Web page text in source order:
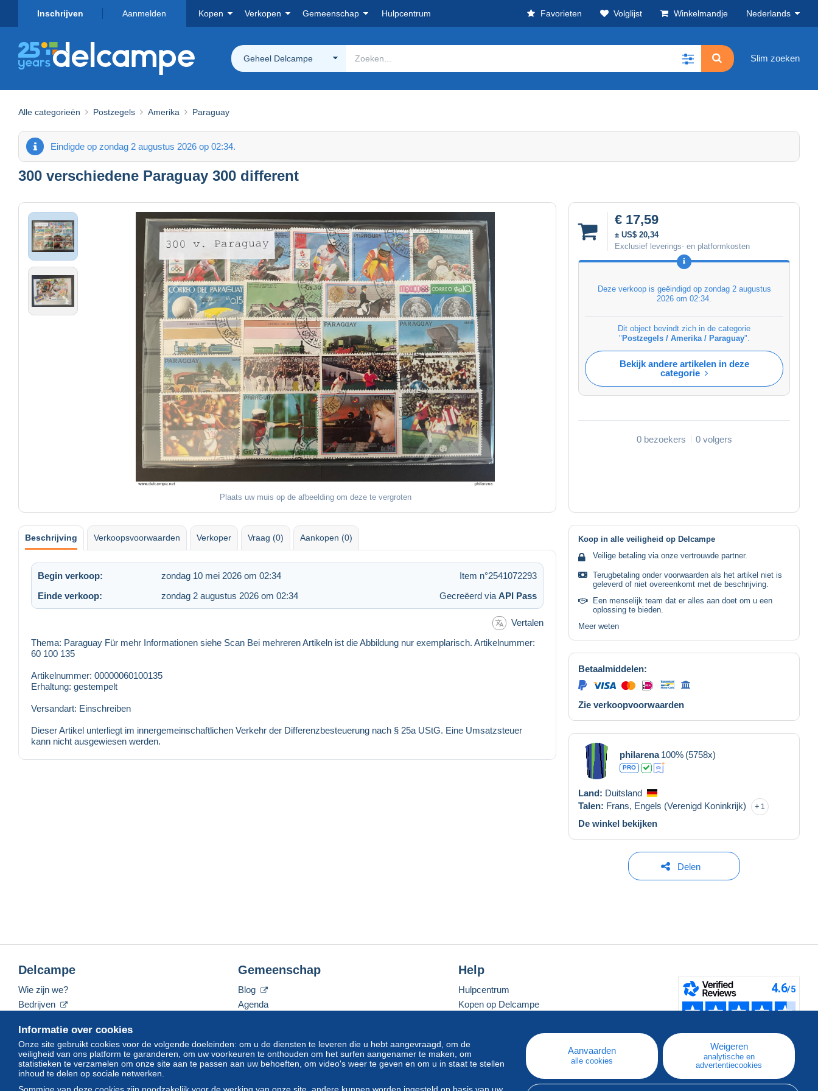
Inschrijven Aanmelden Kopen Verkopen Gemeenschap Hulpcentrum Favorieten Volglijst Winkelmandje Nederlands
Geheel Delcampe Slim zoeken
Alle categorieën Postzegels Amerika Paraguay
Eindigde op zondag 2 augustus 2026 op 02:34.
300 verschiedene Paraguay 300 different
Plaats uw muis op de afbeelding om deze te vergroten
€ 17,59
± US$ 20,34
Exclusief leverings- en platformkosten
Deze verkoop is geëindigd op zondag 2 augustus
2026 om 02:34
Dit object bevindt zich in de categorie
" Postzegels / Amerika / Paraguay".
Bekijk andere artikelen in deze
categorie
0 bezoekers 0 volgers
Beschrijving Verkoopsvoorwaarden Verkoper Vraag (0) Aankopen (0)
Begin verkoop: zondag 10 mei 2026 om 02:34
Item n°2541072293
Einde verkoop:
zondag 2 augustus 2026 om 02:34 Gecreëerd via API Pass
Vertalen
Thema: Paraguay Für mehr Informationen siehe Scan Bei mehreren Artikeln ist die Abbildung nur exemplarisch. Artikelnummer:
60 100 135
Artikelnummer: 00000060100135
Erhaltung: gestempelt
Versandart: Einschreiben
Dieser Artikel unterliegt im innergemeinschaftlichen Verkehr der Differenzbesteuerung nach § 25a UStG. Eine Umsatzsteuer
kann nicht ausgewiesen werden.
Koop in alle veiligheid op Delcampe
Veilige betaling via onze vertrouwde partner.
Terugbetaling onder voorwaarden als het artikel niet is
geleverd of niet overeenkomt met de beschrijving.
Een menselijk team dat er alles aan doet om u een
oplossing te bieden.
Meer weten
Betaalmiddelen:
Zie verkoopvoorwaarden
philarena 100% (5758x)
PRO
Land: Duitsland
Talen: Frans, Engels (Verenigd Koninkrijk) 1
De winkel bekijken
Delen
Informatie over cookies
Onze site gebruikt cookies voor de volgende doeleinden: om u de diensten te leveren die u hebt aangevraagd, om de
veiligheid van ons platform te garanderen, om uw voorkeuren te onthouden om het surfen aangenamer te maken, om
statistieken te verzamelen om onze site aan te passen aan uw behoeften, om video's weer te geven en om u in staat te stellen
inhoud te delen op sociale netwerken.
Aanvaarden
alle cookies
Weigeren
analytische en
advertentiecookies
Delcampe
Wie zijn we?
Bedrijven
Neem contact met ons op
Gemeenschap
Blog
Agenda
Help
Hulpcentrum
Kopen op Delcampe
Een beveiligde website